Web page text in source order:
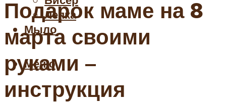
Лепка
Мыло
Меню
Подарок маме на 8
марта своими
руками –
инструкция